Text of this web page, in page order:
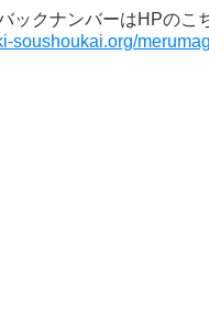
ックナンバーはHPのこ
soushoukai.org/